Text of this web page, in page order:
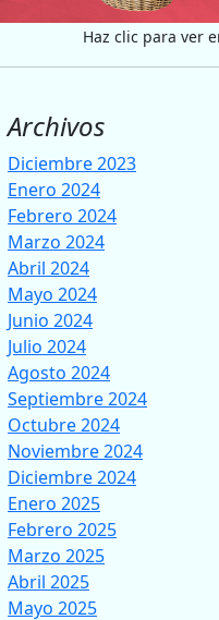
Haz clic para ver
Archivos
Diciembre 2023
Enero 2024
Febrero 2024
Marzo 2024
Abril 2024
Mayo 2024
Junio 2024
Julio 2024
Agosto 2024
Septiembre 2024
Octubre 2024
Noviembre 2024
Diciembre 2024
Enero 2025
Febrero 2025
Marzo 2025
Abril 2025
Mayo 2025